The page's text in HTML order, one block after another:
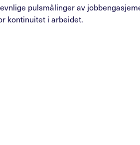
pulsmålinger av
kontinuitet i arbeidet.